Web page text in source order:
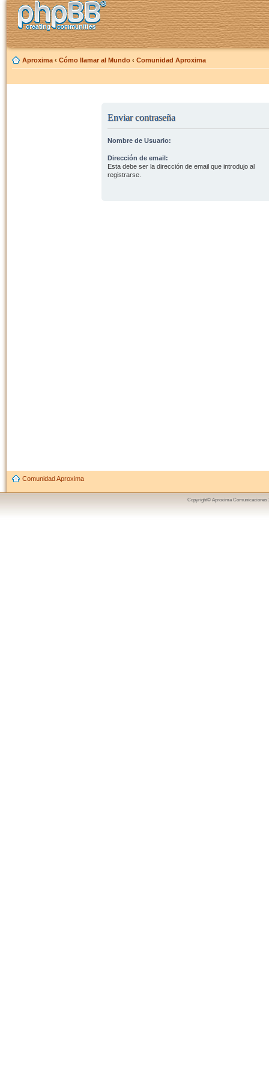
Aproxima ‹ Cómo llamar al Mundo ‹ Comunidad Aproxima
Enviar contraseña
Nombre de Usuario:
Dirección de email:
Esta debe ser la dirección de email que introdujo al
registrarse.
Comunidad Aproxima
Copyright© Aproxima Comunicaciones